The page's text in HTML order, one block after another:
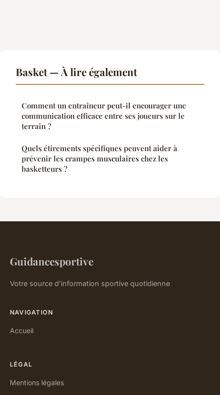
Basket — À lire également
Comment un entraîneur peut-il encourager une
communication efficace entre ses joueurs sur le
terrain ?
Quels étirements spécifiques peuvent aider à
prévenir les crampes musculaires chez les
basketteurs ?
Guidancesportive
Votre source d'information sportive quotidienne
NAVIGATION
Accueil
LÉGAL
Mentions légales